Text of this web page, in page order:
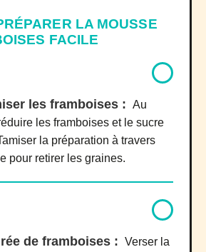
LA MOUSSE
FACILE
les framboises : Au
les framboises et le sucre
la préparation à travers
pour retirer les graines.
de framboises : Verser la